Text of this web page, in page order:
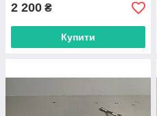
2 200 ₴
Купити